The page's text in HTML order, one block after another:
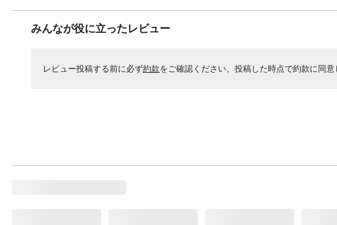
みんなが役に立ったレビュー
レビュー投稿する前に必ず約款をご確認ください。投稿した時点で約款に同意